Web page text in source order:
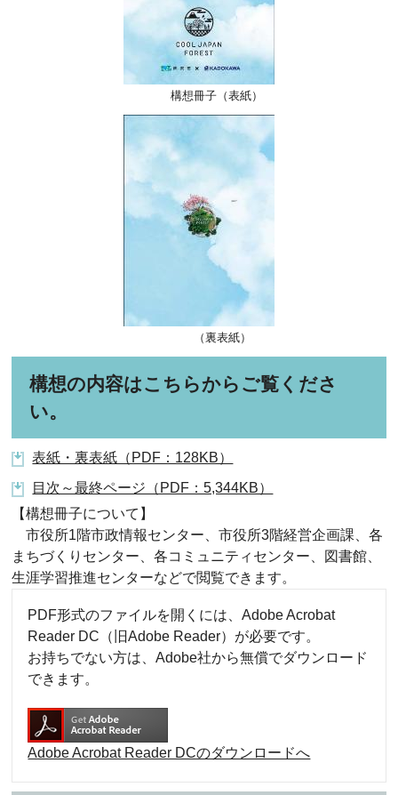
構想冊子（表紙）
（裏表紙）
構想の内容はこちらからご覧くださ
い。
表紙・裏表紙（PDF：128KB）
目次～最終ページ（PDF：5,344KB）
【構想冊子について】
市役所1階市政情報センター、市役所3階経営企画課、各
まちづくりセンター、各コミュニティセンター、図書館、
生涯学習推進センターなどで閲覧できます。
PDF形式のファイルを開くには、Adobe Acrobat
Reader DC（旧Adobe Reader）が必要です。
お持ちでない方は、Adobe社から無償でダウンロード
できます。
Adobe Acrobat Reader DCのダウンロードへ